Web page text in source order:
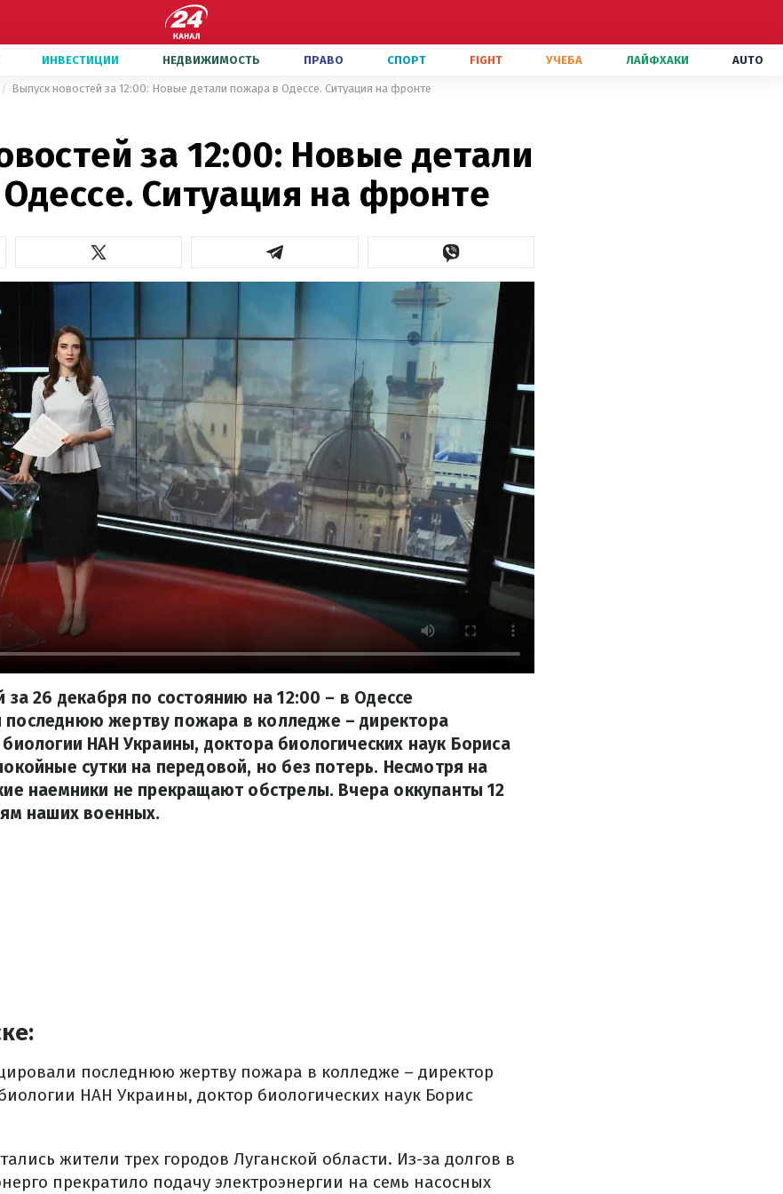
ИНВЕСТИЦИИ НЕДВИЖИМОСТЬ ПРАВО СПОРТ FIGHT УЧЕБА ЛАЙФХАКИ AUTO
Выпуск новостей за 12:00: Новые детали пожара в Одессе. Ситуация на фронте
за 12:00: Новые детали
Ситуация на фронте
за 26 декабря по состоянию на 12:00 – в Одессе
последнюю жертву пожара в колледже – директора
НАН Украины, доктора биологических наук Бориса
сутки на передовой, но без потерь. Несмотря на
наемники не прекращают обстрелы. Вчера оккупанты 12
наших военных.
последнюю жертву пожара в колледже – директор
НАН Украины, доктор биологических наук Борис
жители трех городов Луганской области. Из-за долгов в
прекратило подачу электроэнергии на семь насосных